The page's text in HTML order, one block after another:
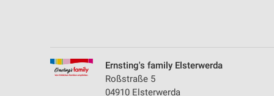
Ernsting's family Elsterwerda
Roßstraße 5
04910 Elsterwerda
Funktional